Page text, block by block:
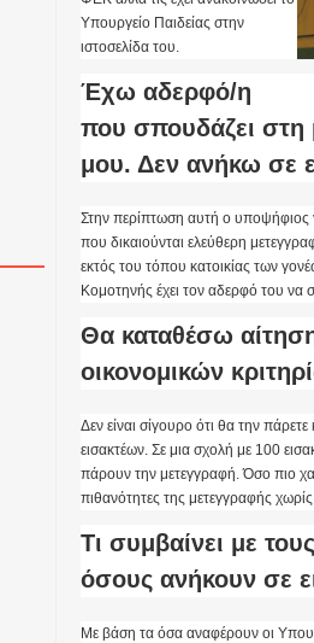
Υπουργείο Παιδείας στην
ιστοσελίδα του.
Έχω αδερφό/η
που σπουδάζει στη
μου. Δεν ανήκω σε
Στην περίπτωση αυτή ο υποψήφιος
που δικαιούνται ελεύθερη
εκτός του τόπου κατοικίας των
Κομοτηνής έχει τον αδερφό του να
Θα καταθέσω
οικονομικών
Δεν είναι σίγουρο ότι θα την
εισακτέων. Σε μια σχολή με 100
πάρουν την μετεγγραφή. Όσο πιο
πιθανότητες της μετεγγραφής
Τι συμβαίνει με
όσους ανήκουν σε
Με βάση τα όσα αναφέρουν οι